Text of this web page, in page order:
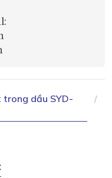
trong dầu SYD-